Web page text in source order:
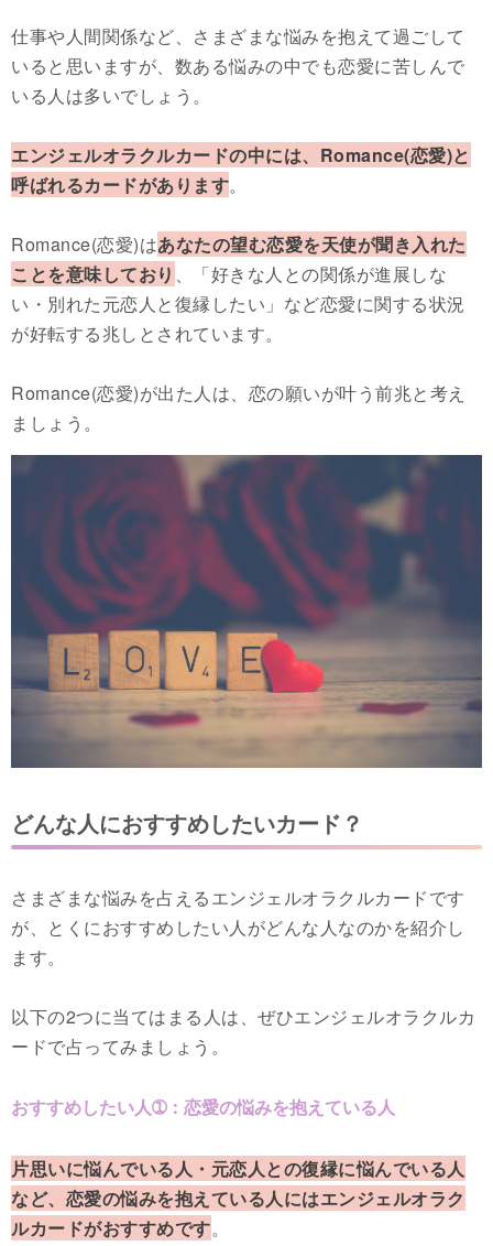
仕事や人間関係など、さまざまな悩みを抱えて過ごして
いると思いますが、数ある悩みの中でも恋愛に苦しんで
いる人は多いでしょう。
エンジェルオラクルカードの中には、Romance(恋愛)と
呼ばれるカードがあります。
Romance(恋愛)はあなたの望む恋愛を天使が聞き入れた
ことを意味しており 、「好きな人との関係が進展しな
い・別れた元恋人と復縁したい」など恋愛に関する状況
が好転する兆しとされています。
Romance(恋愛)が出た人は、恋の願いが叶う前兆と考え
ましょう。
どんな人におすすめしたいカード？
さまざまな悩みを占えるエンジェルオラクルカードです
が、とくにおすすめしたい人がどんな人なのかを紹介し
ます。
以下の2つに当てはまる人は、ぜひエンジェルオラクルカ
ードで占ってみましょう。
おすすめしたい人➀：恋愛の悩みを抱えている人
片思いに悩んでいる人・元恋人との復縁に悩んでいる人
など、恋愛の悩みを抱えている人にはエンジェルオラク
ルカードがおすすめです。